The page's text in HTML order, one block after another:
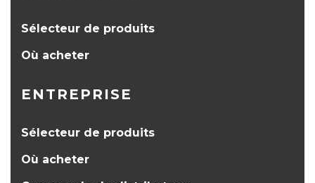
Sélecteur de produits
Où acheter
ENTREPRISE
Sélecteur de produits
Où acheter